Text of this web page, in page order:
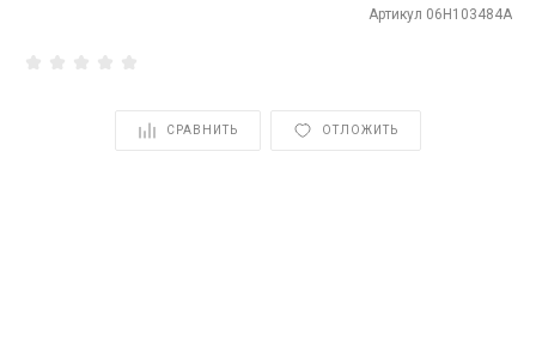
Артикул 06Н103484А
СРАВНИТЬ ОТЛОЖИТЬ